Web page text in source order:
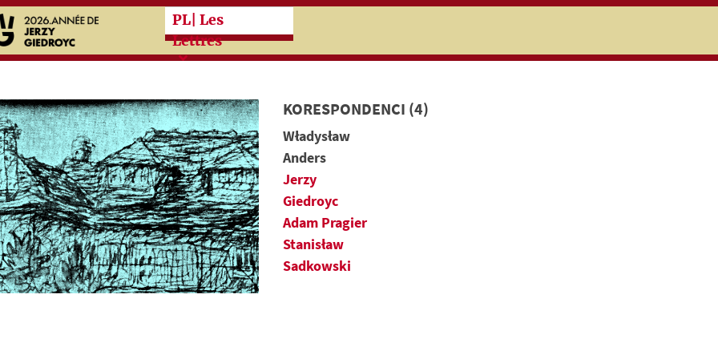
Przeskocz do treści zasadniczej
PL | Les
Lettres
KORESPONDENCI (4)
Władysław
Anders
Jerzy
Giedroyc
Adam Pragier
Stanisław
Sadkowski